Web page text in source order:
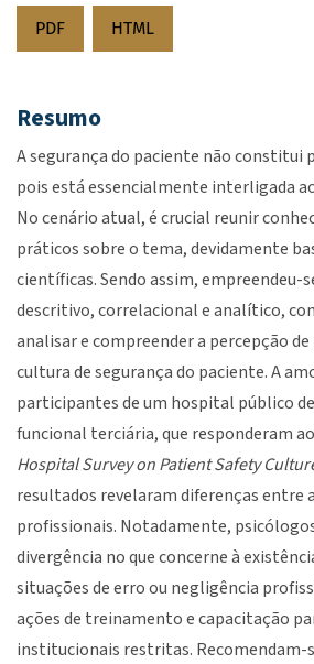
PDF HTML
Resumo
A segurança do paciente não constitui
pois está essencialmente interligada
No cenário atual, é crucial reunir
práticos sobre o tema, devidamente
científicas. Sendo assim, empreendeu-
descritivo, correlacional e analítico,
analisar e compreender a percepção
cultura de segurança do paciente. A
participantes de um hospital público
funcional terciária, que responderam
Hospital Survey on Patient Safety
resultados revelaram diferenças entre
profissionais. Notadamente,
divergência no que concerne à
situações de erro ou negligência
ações de treinamento e capacitação
institucionais restritas. Recomendam-